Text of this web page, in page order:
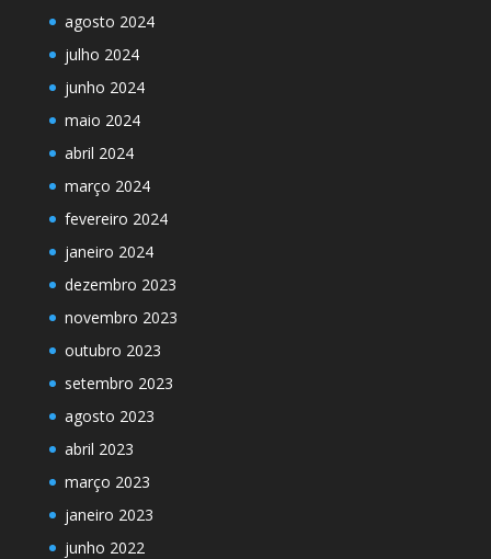
agosto 2024
julho 2024
junho 2024
maio 2024
abril 2024
março 2024
fevereiro 2024
janeiro 2024
dezembro 2023
novembro 2023
outubro 2023
setembro 2023
agosto 2023
abril 2023
março 2023
janeiro 2023
junho 2022